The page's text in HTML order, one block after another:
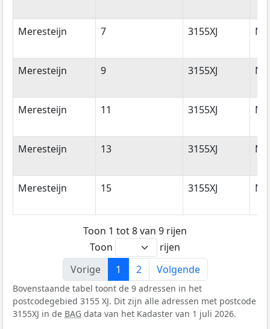
Meresteijn 7 3155XJ
Meresteijn 9 3155XJ
Meresteijn 11 3155XJ
Meresteijn 13 3155XJ
Meresteijn 15 3155XJ
Toon 1 tot 8 van 9 rijen
Toon
rijen
Vorige
1 2 Volgende
Bovenstaande tabel toont de 9 adressen in het
postcodegebied 3155 XJ. Dit zijn alle adressen met postcode
3155XJ in de BAG data van het Kadaster van 1 juli 2026.